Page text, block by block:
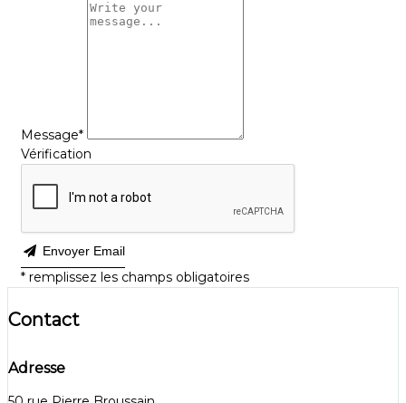
Message*
Vérification
Envoyer Email
* remplissez les champs obligatoires
Contact
Adresse